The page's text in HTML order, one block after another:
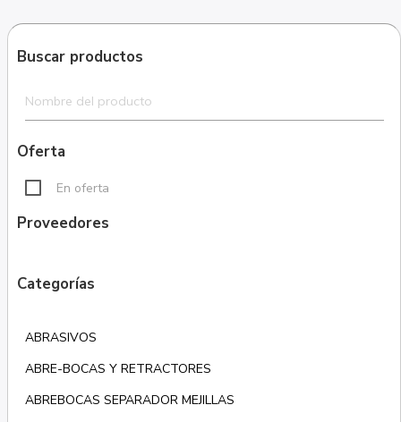
Buscar productos
Oferta
En oferta
Proveedores
Categorías
ABRASIVOS
ABRE-BOCAS Y RETRACTORES
ABREBOCAS SEPARADOR MEJILLAS